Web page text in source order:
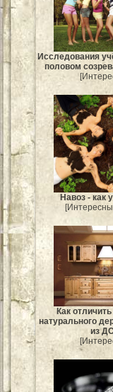
Исследования
половом
Навоз - как
Как
натурального
из